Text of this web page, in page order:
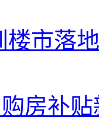
市落
房补